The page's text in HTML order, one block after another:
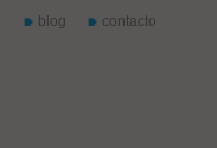
blog contacto